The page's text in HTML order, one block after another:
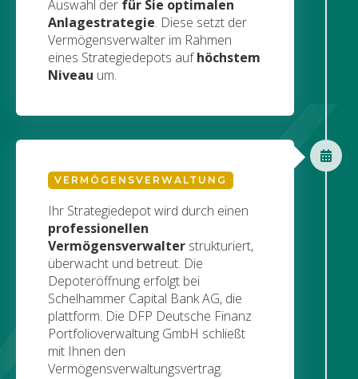
Auswahl der für Sie optimalen
Anlagestrategie. Diese setzt der
Vermögensverwalter im Rahmen
eines Strategiedepots aufhöchstem
Niveau um.
VERMÖGENSVERWALTUNG
Ihr Strategiedepot wird durch einen
professionellen
Vermögensverwalter strukturiert,
überwacht und betreut. Die
Depoteröffnung erfolgt bei
Schelhammer Capital Bank AG, die
plattform. Die DFP Deutsche Finanz
Portfolioverwaltung GmbH schließt
mit Ihnen den
Vermögensverwaltungsvertrag.